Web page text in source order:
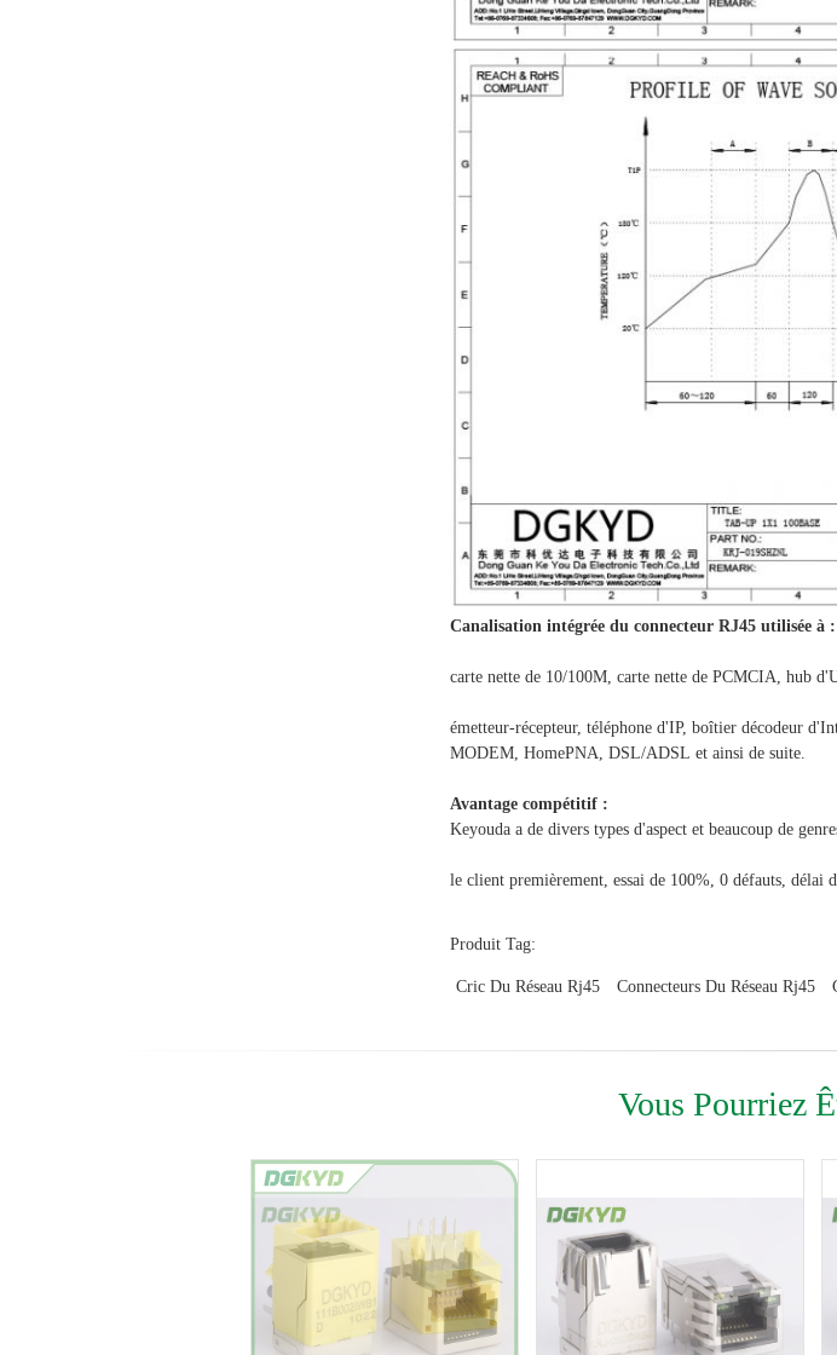
Canalisation intégrée du connecteur RJ45 utilisée à :
carte nette de 10/100M, carte nette de PCMCIA, hub
émetteur-récepteur, téléphone d'IP, boîtier décodeur
MODEM, HomePNA, DSL/ADSL et ainsi de suite.
Avantage compétitif :
Keyouda a de divers types d'aspect et beaucoup de
le client premièrement, essai de 100%, 0 défauts, délai
Produit Tag:
Cric Du Réseau Rj45 Connecteurs Du Réseau Rj45
Vous Pourriez